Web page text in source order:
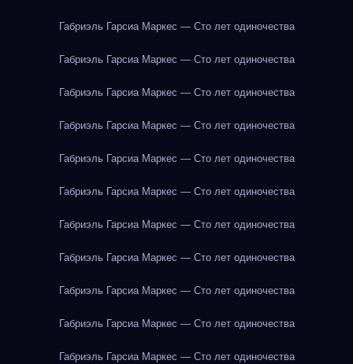
Габриэль Гарсиа Маркес — Сто лет одиночества
Габриэль Гарсиа Маркес — Сто лет одиночества
Габриэль Гарсиа Маркес — Сто лет одиночества
Габриэль Гарсиа Маркес — Сто лет одиночества
Габриэль Гарсиа Маркес — Сто лет одиночества
Габриэль Гарсиа Маркес — Сто лет одиночества
Габриэль Гарсиа Маркес — Сто лет одиночества
Габриэль Гарсиа Маркес — Сто лет одиночества
Габриэль Гарсиа Маркес — Сто лет одиночества
Габриэль Гарсиа Маркес — Сто лет одиночества
Габриэль Гарсиа Маркес — Сто лет одиночества